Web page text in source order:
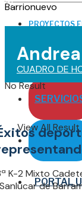
PROYECTOS
ENTORNO
PORTAL
No Result
View All Result
Barrionuevo
CUADRO DE
K-2 Mixto
de